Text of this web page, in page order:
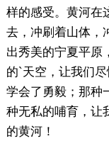
样的感受。黄河在
去，冲刷着山体，
出秀美的宁夏平原
的`天空，让我们
学会了勇毅；那种
种无私的哺育，让
的黄河！